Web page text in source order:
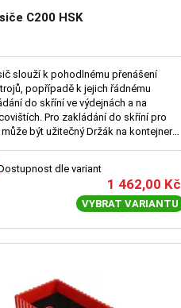
C200 HSK
slouží k pohodlnému přenášení
popřípadě k jejich řádnému
do skříní ve výdejnách a na
Pro zakládání do skříní pro
být užitečný Držák na kontejner
dle variant
1 462,00 Kč
VYBRAT VARIANTU